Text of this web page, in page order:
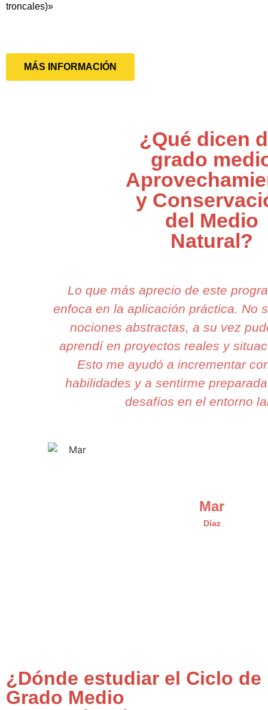
troncales)»
MÁS INFORMACIÓN
¿Qué dicen
grado
y
del Medio
Natural?
Lo que más aprecio de este
enfoca en la aplicación práctica. No
nociones abstractas, a su vez
aprendí en proyectos reales y
Esto me ayudó a incrementar
habilidades y a sentirme
desafíos en el entorno
Mar
Díaz
¿Dónde estudiar el Ciclo de
Grado Medio